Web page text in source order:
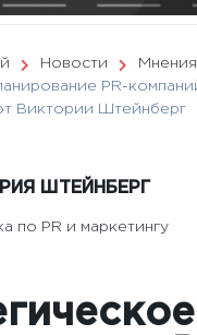
Новости
Мнения
PR-
Виктории Штейнберг
ШТЕЙНБЕРГ
по PR и маркетингу